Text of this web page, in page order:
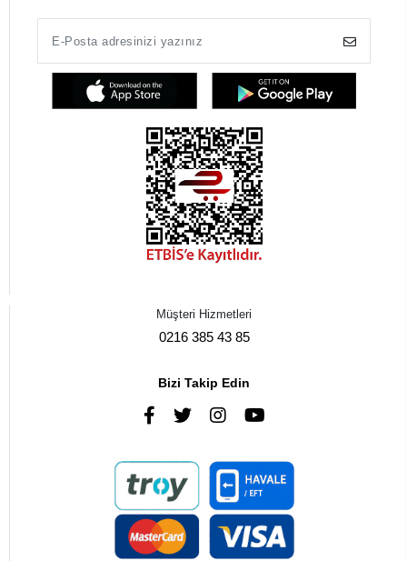
Müşteri Hizmetleri
0216 385 43 85
Bizi Takip Edin